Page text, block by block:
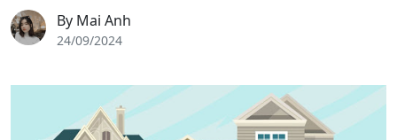
By Mai Anh
24/09/2024